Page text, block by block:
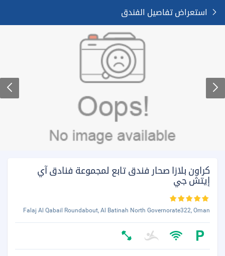
استعراض تفاصيل الفندق
كراون بلازا صحار فندق تابع لمجموعة فنادق آي
إيتش جي
Falaj Al Qabail Roundabout, Al Batinah North Governorate322, Oman